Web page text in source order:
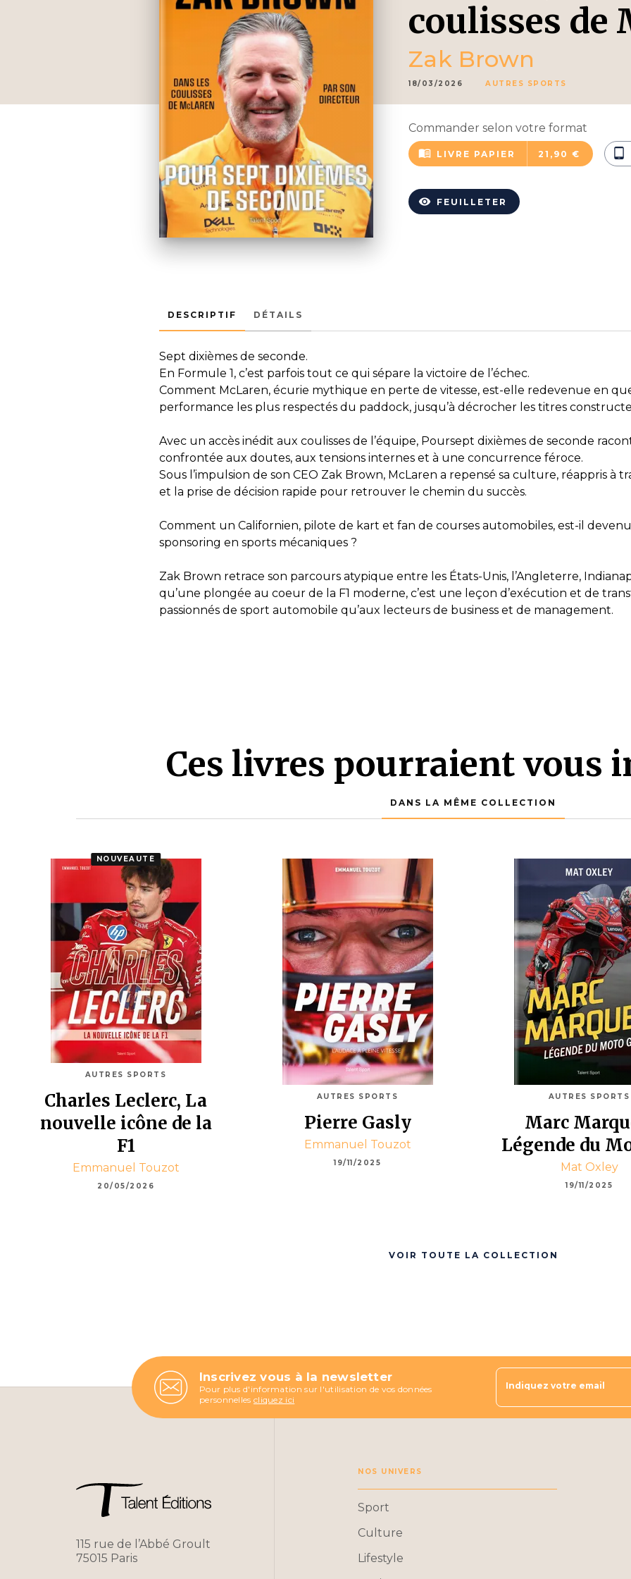
coulisses de
Zak Brown
18/03/2026 AUTRES SPORTS
Commander selon votre format
menu_book LIVRE PAPIER 21,90 € tablet_android
visibility FEUILLETER
DESCRIPTIF DÉTAILS
Sept dixièmes de seconde.
En Formule 1, c’est parfois tout ce qui sépare la victoire de l’échec.
Comment McLaren, écurie mythique en perte de vitesse, est-elle redevenue en
performance les plus respectés du paddock, jusqu’à décrocher les titres
Avec un accès inédit aux coulisses de l’équipe, Poursept dixièmes de seconde
confrontée aux doutes, aux tensions internes et à une concurrence féroce.
Sous l’impulsion de son CEO Zak Brown, McLaren a repensé sa culture, réappris à
et la prise de décision rapide pour retrouver le chemin du succès.
Comment un Californien, pilote de kart et fan de courses automobiles, est-il
sponsoring en sports mécaniques ?
Zak Brown retrace son parcours atypique entre les États-Unis, l’Angleterre,
qu’une plongée au coeur de la F1 moderne, c’est une leçon d’exécution et de
passionnés de sport automobile qu’aux lecteurs de business et de management.
Ces livres pourraient vous
DANS LA MÊME COLLECTION
NOUVEAUTÉ
AUTRES SPORTS
Charles Leclerc, La
nouvelle icône de la
F1
Emmanuel Touzot
20/05/2026
AUTRES SPORTS
Pierre Gasly
Emmanuel Touzot
19/11/2025
AUTRES SPORTS
Marc
Légende du
Mat Oxley
19/11/2025
VOIR TOUTE LA COLLECTION
Inscrivez vous à la newsletter
Pour plus d'information sur l'utilisation de vos données
personnelles cliquez ici
Indiquez votre email
115 rue de l’Abbé Groult
75015 Paris
NOS UNIVERS
Sport
Culture
Lifestyle